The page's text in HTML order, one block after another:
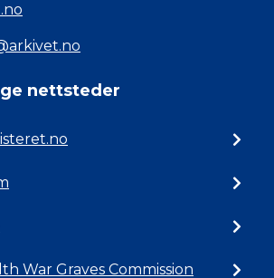
nettsteder
War Graves Commission